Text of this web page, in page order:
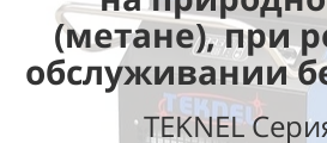
(метане), при
обслуживании
TEKNEL